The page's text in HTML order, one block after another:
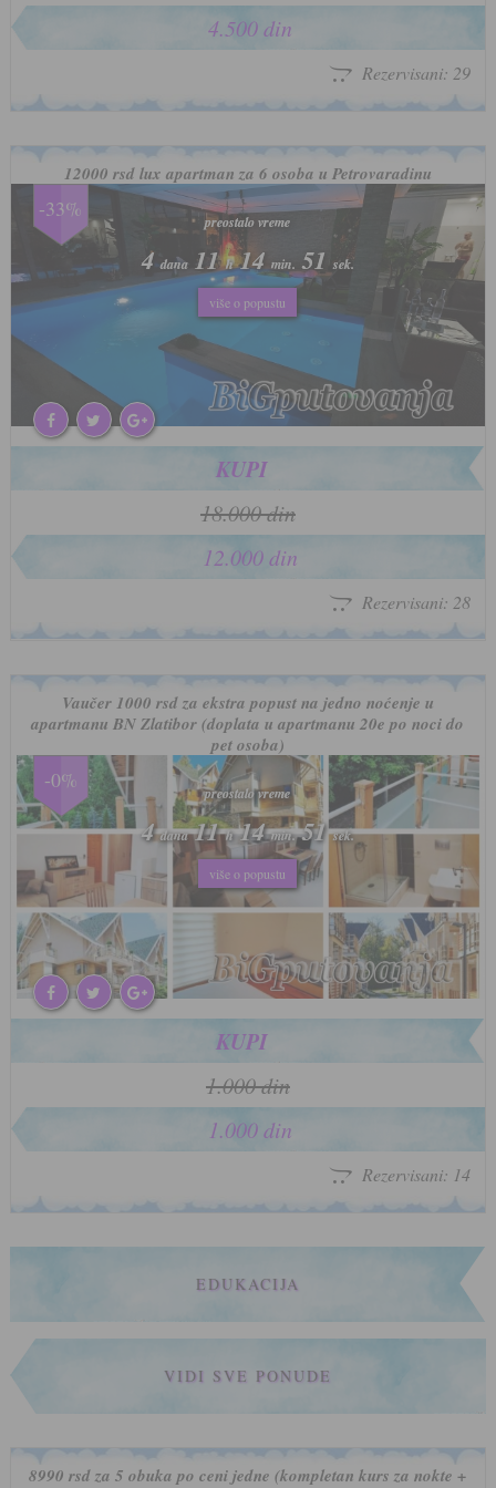
4.500 din
Rezervisani: 29
12000 rsd lux apartman za 6 osoba u Petrovaradinu
-33%
preostalo vreme
4dana 11h 14 min. 47 sek.
više o popustu
preostalo vreme
4dana 11h 14 min. 47 sek.
više o popustu
KUPI
18.000 din
12.000 din
Rezervisani: 28
Vaučer 1000 rsd za ekstra popust na jedno noćenje u
apartmanu BN Zlatibor (doplata u apartmanu 20e po noci do
pet osoba)
-0%
preostalo vreme
4dana 11h 14min. 47sek.
više o popustu
preostalo vreme
4dana 11h 14min. 47sek.
više o popustu
KUPI
1.000 din
1.000 din
Rezervisani: 14
EDUKACIJA
VIDI SVE PONUDE
8990 rsd za 5 obuka po ceni jedne (kompletan kurs za nokte +